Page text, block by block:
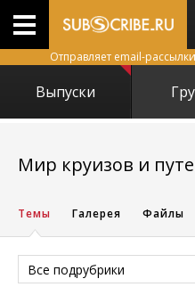
Отправляет email-
Выпуски
Мир круизов и
Темы Галерея Файлы
Все подрубрики